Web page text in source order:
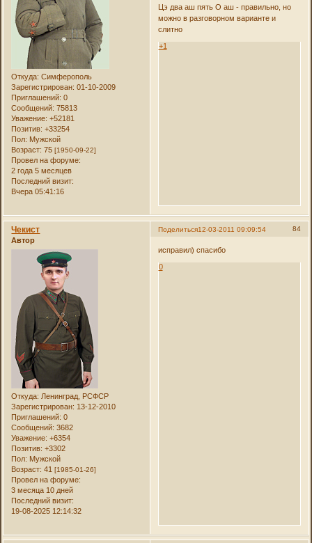
Откуда: Симферополь
Зарегистрирован: 01-10-2009
Приглашений: 0
Сообщений: 75813
Уважение: +52181
Позитив: +33254
Пол: Мужской
Возраст: 75[1950-09-22]
Провел на форуме:
2 года 5 месяцев
Последний визит:
Вчера 05:41:16
Цэ два аш пять О аш - правильно, но
можно в разговорном варианте и
слитно
+1
Поделиться 84
12-03-2011 09:09:54
Чекист
Автор
Откуда: Ленинград, РСФСР
Зарегистрирован: 13-12-2010
Приглашений: 0
Сообщений: 3682
Уважение: +6354
Позитив: +3302
Пол: Мужской
Возраст: 41[1985-01-26]
Провел на форуме:
3 месяца 10 дней
Последний визит:
19-08-2025 12:14:32
исправил) спасибо
0